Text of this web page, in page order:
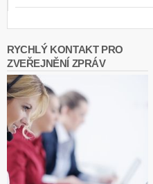
RYCHLÝ KONTAKT PRO
ZVEŘEJNĚNÍ ZPRÁV